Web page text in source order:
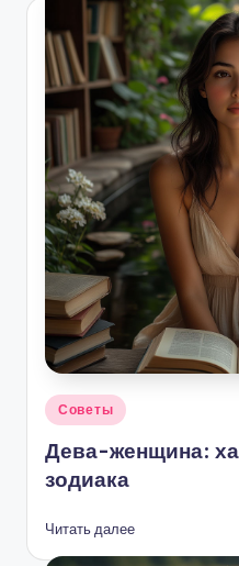
Опубликовано
Советы
Дева-женщина:
зодиака
Читать далее